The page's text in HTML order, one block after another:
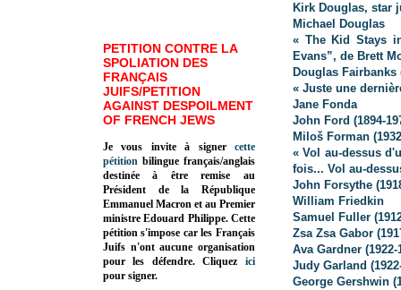
Kirk Douglas, star
Michael Douglas
« The Kid Stays
Evans”, de Brett
Douglas Fairbanks
« Juste une
Jane Fonda
John Ford (1894-
Miloš Forman
« Vol au-dessus
fois... Vol au-
John Forsythe
William Friedkin
Samuel Fuller
Zsa Zsa Gabor
Ava Gardner (1922-
Judy Garland
George Gershwin
PETITION CONTRE LA
SPOLIATION DES
FRANÇAIS
JUIFS/PETITION
AGAINST DESPOILMENT
OF FRENCH JEWS
Je vous invite à signer cette
pétition bilingue français/anglais
destinée à être remise au
Président de la République
Emmanuel Macron et au Premier
ministre Edouard Philippe. Cette
pétition s'impose car les Français
Juifs n'ont aucune organisation
pour les défendre. Cliquez
ici
pour signer.